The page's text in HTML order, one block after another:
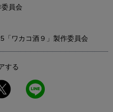
員会
ワカコ酒９」製作委員会
する